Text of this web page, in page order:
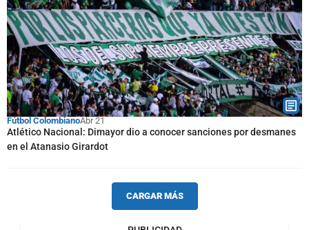
Fútbol ColombianoAbr 21
Atlético Nacional: Dimayor dio a conocer sanciones por desmanes
en el Atanasio Girardot
CARGAR MÁS